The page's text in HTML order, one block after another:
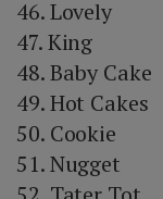
46. Lovely
47. King
48. Baby Cake
49. Hot Cakes
50. Cookie
51. Nugget